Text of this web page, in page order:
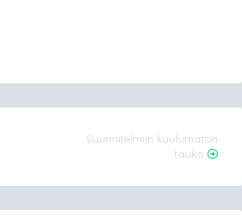
Suunnitelmiin kuulumaton
tauko